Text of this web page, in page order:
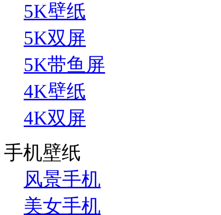
5K壁纸
5K双屏
5K带鱼屏
4K壁纸
4K双屏
手机壁纸
风景手机
美女手机